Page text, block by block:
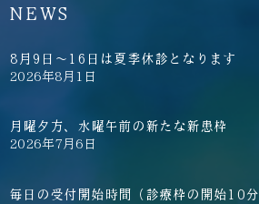
NEWS
8月9日～16日は夏季休診となります
2026年8月1日
月曜夕方、水曜午前の新たな新患枠
2026年7月6日
毎日の受付開始時間（診療枠の開始10分